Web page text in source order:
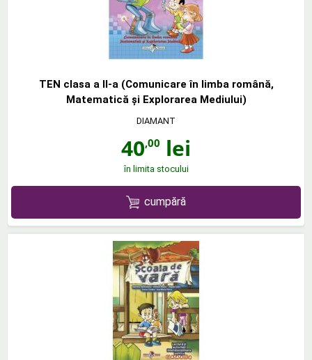
TEN clasa a II-a (Comunicare în limba română,
Matematică şi Explorarea Mediului)
DIAMANT
40,00 lei
în limita stocului
cumpără